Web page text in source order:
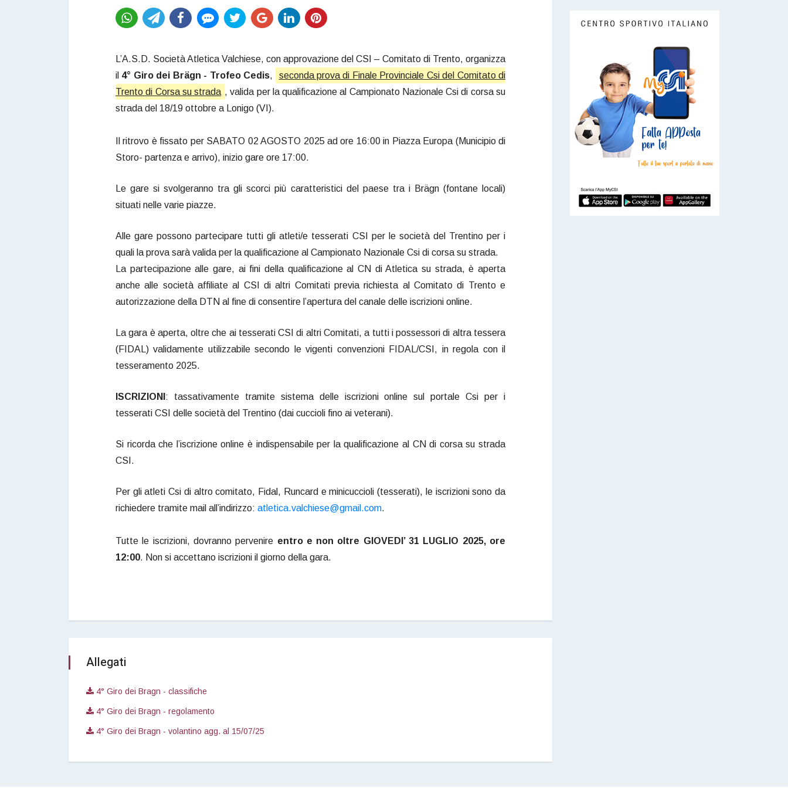
L’A.S.D. Società Atletica Valchiese, con approvazione del CSI – Comitato di Trento, organizza
il 4° Giro dei Brägn - Trofeo Cedis,
seconda prova di Finale Provinciale Csi del Comitato di
Trento di Corsa su strada , valida per la qualificazione al Campionato Nazionale Csi di corsa su
strada del 18/19 ottobre a Lonigo (VI).
Il ritrovo è fissato per SABATO 02 AGOSTO 2025 ad ore 16:00 in Piazza Europa (Municipio di
Storo- partenza e arrivo), inizio gare ore 17:00.
Le gare si svolgeranno tra gli scorci più caratteristici del paese tra i Brägn (fontane locali)
situati nelle varie piazze.
Alle gare possono partecipare tutti gli atleti/e tesserati CSI per le società del Trentino per i
quali la prova sarà valida per la qualificazione al Campionato Nazionale Csi di corsa su strada.
La partecipazione alle gare, ai fini della qualificazione al CN di Atletica su strada, è aperta
anche alle società affiliate al CSI di altri Comitati previa richiesta al Comitato di Trento e
autorizzazione della DTN al fine di consentire l’apertura del canale delle iscrizioni online.
La gara è aperta, oltre che ai tesserati CSI di altri Comitati, a tutti i possessori di altra tessera
(FIDAL) validamente utilizzabile secondo le vigenti convenzioni FIDAL/CSI, in regola con il
tesseramento 2025.
ISCRIZIONI : tassativamente tramite sistema delle iscrizioni online sul portale Csi per i
tesserati CSI delle società del Trentino (dai cuccioli fino ai veterani).
Si ricorda che l’iscrizione online è indispensabile per la qualificazione al CN di corsa su strada
CSI.
Per gli atleti Csi di altro comitato, Fidal, Runcard e minicuccioli (tesserati), le iscrizioni sono da
richiedere tramite mail all’indirizzo: atletica.valchiese@gmail.com.
Tutte le iscrizioni, dovranno pervenire entro e non oltre GIOVEDI’ 31 LUGLIO 2025, ore
12:00. Non si accettano iscrizioni il giorno della gara.
Allegati
4° Giro dei Bragn - classifiche
4° Giro dei Bragn - regolamento
4° Giro dei Bragn - volantino agg. al 15/07/25